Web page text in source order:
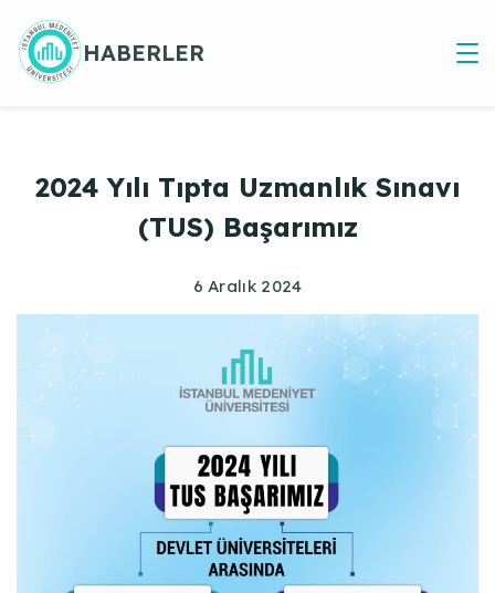
Skip
to
content
HABERLER
2024 Yılı Tıpta Uzmanlık Sınavı
(TUS) Başarımız
6 Aralık 2024